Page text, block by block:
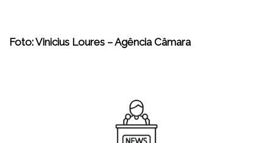
Foto: Vinicius Loures – Agência Câmara